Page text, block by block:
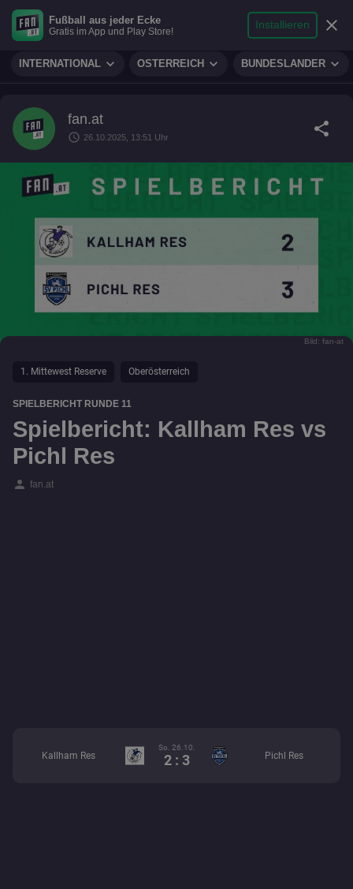
sports_soccer FUSSBALLexpand_more search
Suche
micro
Reporter
person
Login
INTERNATIONAL expand_more ÖSTERREICH expand_more BUNDESLÄNDER expand_more
Fußball aus jeder Ecke
Gratis im App und Play Store!
Installieren close
fan.at
schedule 26.10.2025, 13:51 Uhr share
Bild: fan-at
1. Mittewest Reserve Oberösterreich
SPIELBERICHT RUNDE 11
Spielbericht: Kallham Res vs
Pichl Res
person fan.at
Kallham Res
So. 26.10.
2 : 3 Pichl Res